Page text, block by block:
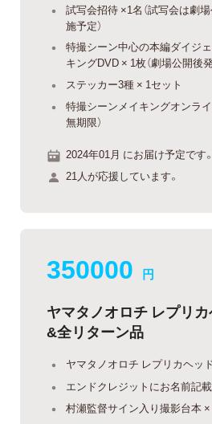
試写会招待 ×1名（試写会は劇
施予定）
特撮シーン中心の本編ダイジ
キングDVD × 1枚（劇場公開後発
ステッカー3種 × 1セット
特撮シーンメイキングオンライ
無期限）
2024年01月 にお届け予定です。
21人が応援しています。
350000 円
ヤマタノオロチ レプリカ
&全リターン品
ヤマタノオロチ レプリカヘッ
エンドクレジットにお名前記
村瀬監督サイン入り撮影台本 ×